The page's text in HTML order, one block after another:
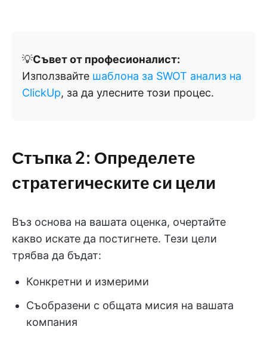
💡Съвет от професионалист:
Използвайте шаблона за SWOT анализ на
ClickUp, за да улесните този процес.
Стъпка 2: Определете
стратегическите си цели
Въз основа на вашата оценка, очертайте
какво искате да постигнете. Тези цели
трябва да бъдат:
Конкретни и измерими
Съобразени с общата мисия на вашата
компания